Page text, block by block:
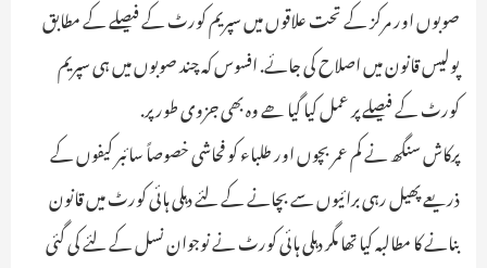
صوبوں اور مرکز کے تحت علاقوں میں سپریم کورٹ کے فیصلے کے مطابق
پولیس قانون میں اصلاح کی جائے. افسوس کہ چند صوبوں میں ہی سپریم
کورٹ کے فیصلے پر عمل کیا گیا ھے وہ بھی جزوی طور پر.
پرکاش سنگھ نے کم عمر بچوں اور طلباء کو فحاشی خصوصاً سائبر کیفوں کے
ذریعے پھیل رہی برائیوں سے بچانے کے لئے دہلی ہائی کورٹ میں قانون
بنانے کا مطالبہ کیا تھا مگر دہلی ہائی کورٹ نے نوجوان نسل کے لئے کی گئی